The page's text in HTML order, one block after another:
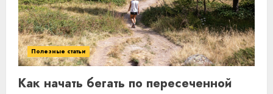
Полезные статьи
Как начать бегать по пересеченной